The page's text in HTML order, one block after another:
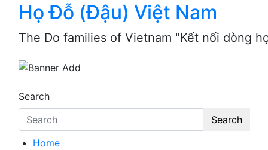
Họ Đỗ (Đậu) Việt Nam
The Do families of Vietnam "Kết nối dòng
Search
Search
Home